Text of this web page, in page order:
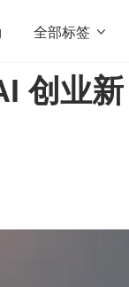
全部标签 
Web3.0 高效工
创业新